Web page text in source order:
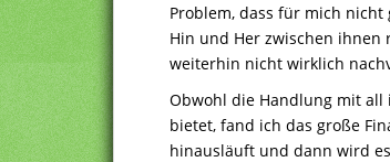
Problem, dass für mich
Hin und Her zwischen ihnen
weiterhin nicht wirklich
Obwohl die Handlung mit
bietet, fand ich das große
hinausläuft und dann wird